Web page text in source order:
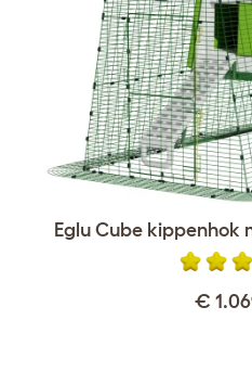
Eglu Cube kippenhok
€